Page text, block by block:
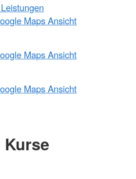
Maps Ansicht
Maps Ansicht
Maps Ansicht
Kurse